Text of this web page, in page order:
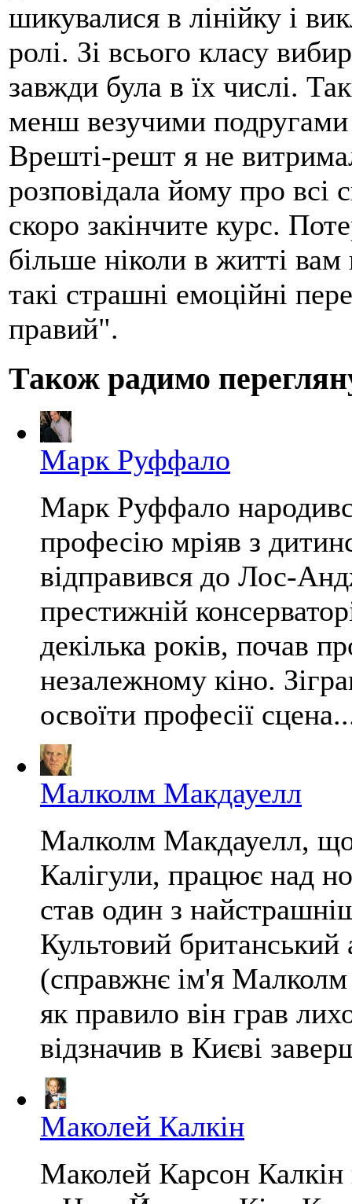
шикувалися в лінійку і
ролі. Зі всього класу
завжди була в їх числі.
менш везучими подругами
Врешті-решт я не
розповідала йому про всі
скоро закінчите курс.
більше ніколи в житті
такі страшні емоційні
правий".
Також радимо
Марк Руффало
Марк Руффало
професію мріяв з
відправився до Лос-
престижній
декілька років, почав
незалежному кіно.
освоїти професії
Малколм Макдауелл
Малколм Макдауелл, що
Калігули, працює над
став один з
Культовий
(справжнє ім'я Малколм
як правило він грав
відзначив в Києві
Маколей Калкін
Маколей Карсон Калкін